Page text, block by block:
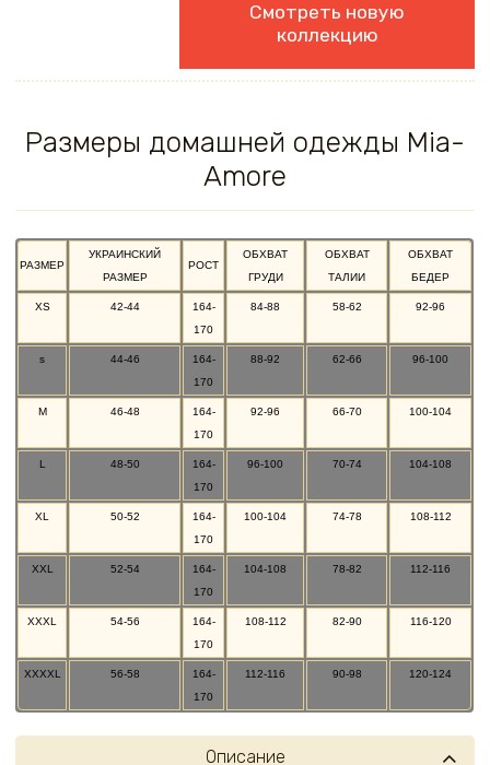
Смотреть новую
коллекцию
Размеры домашней одежды Mia-
Amore
РАЗМЕР
УКРАИНСКИЙ
РАЗМЕР
РОСТ
ОБХВАТ
ГРУДИ
ОБХВАТ
ТАЛИИ
ОБХВАТ
БЕДЕР
XS 42-44
164-
170
84-88 58-62 92-96
s 44-46
164-
170
88-92 62-66 96-100
M 46-48
164-
170
92-96 66-70 100-104
L 48-50
164-
170
96-100 70-74 104-108
XL 50-52
164-
170
100-104 74-78 108-112
XXL 52-54
164-
170
104-108 78-82 112-116
XXXL 54-56
164-
170
108-112 82-90 116-120
XXXXL 56-58
164-
170
112-116 90-98 120-124
Описание